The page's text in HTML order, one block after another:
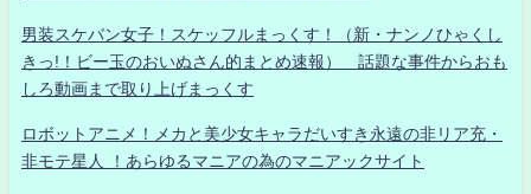
男装スケバン女子！スケッフルまっくす！（新・ナンノひゃくし
きっ!！ビー玉のおいぬさん的まとめ速報） 話題な事件からおも
しろ動画まで取り上げまっくす
ロボットアニメ！メカと美少女キャラだいすき永遠の非リア充・
非モテ星人 ！あらゆるマニアの為のマニアックサイト